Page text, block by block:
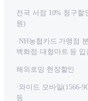
전국 서점 10% 청구할
원)
·NH농협카드 가맹점
백화점·대형마트 등
해외로밍 현장할인
·와이드 모바일(1566-
등